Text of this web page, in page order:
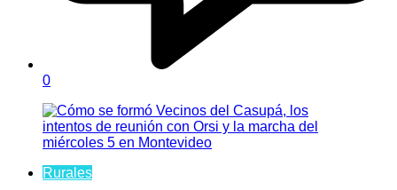
0
Rurales